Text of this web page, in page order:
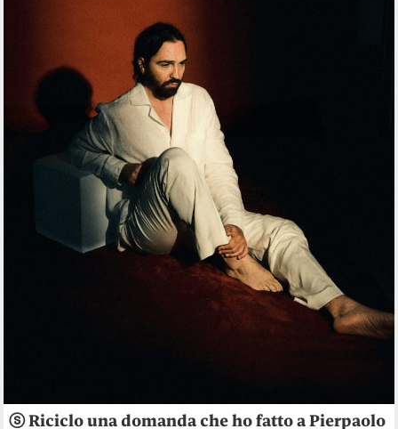
ⓢ Riciclo una domanda che ho fatto a Pierpaolo